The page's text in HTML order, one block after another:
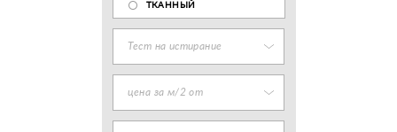
ТКАННЫЙ
Тест на истирание
цена за м/2 от